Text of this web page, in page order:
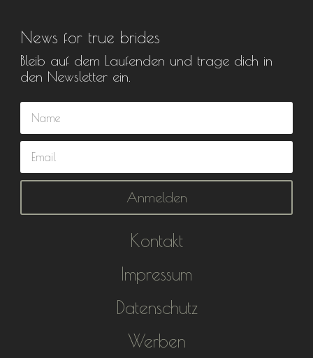
News for true brides
Bleib auf dem Laufenden und trage dich in
den Newsletter ein.
Anmelden
Kontakt
Impressum
Datenschutz
Werben